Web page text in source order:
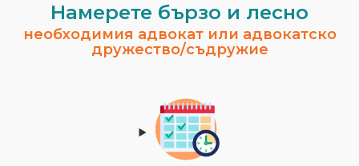
Намерете бързо и лесно
необходимия адвокат или адвокатско
дружество/съдружие